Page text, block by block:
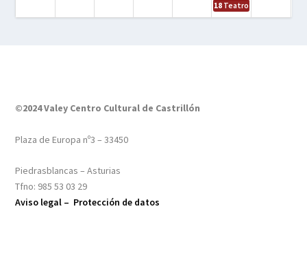
18 Teatro – Tres
©2024 Valey Centro Cultural de Castrillón
Plaza de Europa nº3 – 33450
Piedrasblancas – Asturias
Tfno: 985 53 03 29
Aviso legal – Protección de datos